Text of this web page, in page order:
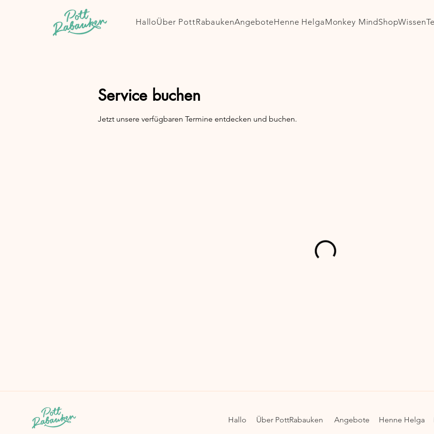
HalloÜber PottRabaukenAngeboteHenne HelgaMonkey MindShopWissen
Service buchen
Jetzt unsere verfügbaren Termine entdecken und buchen.
Hallo Über PottRabauken Angebote Henne Helga